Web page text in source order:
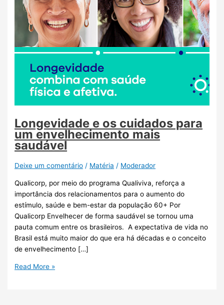
Longevidade e os cuidados para
um envelhecimento mais
saudável
Deixe um comentário / Matéria / Moderador
Qualicorp, por meio do programa Qualiviva, reforça a
importância dos relacionamentos para o aumento do
estímulo, saúde e bem-estar da população 60+ Por
Qualicorp Envelhecer de forma saudável se tornou uma
pauta comum entre os brasileiros. A expectativa de vida no
Brasil está muito maior do que era há décadas e o conceito
de envelhecimento […]
Read More »